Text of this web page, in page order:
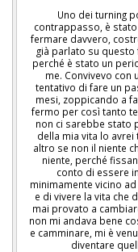
Uno dei turning
contrappasso, è
fermare davvero,
già parlato su
perché è stato un
me. Convivevo
tentativo di fare un
mesi, zoppicando a
fermo per così tanto
non ci sarebbe stato
della mia vita lo
altro se non il niente
niente, perché
conto di essere
minimamente vicino
e di vivere la vita che
mai provato a
non mi andava bene
e camminare, mi è
diventare